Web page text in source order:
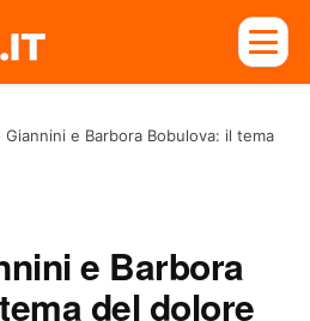
Giannini e Barbora Bobulova: il tema
e Barbora
del dolore